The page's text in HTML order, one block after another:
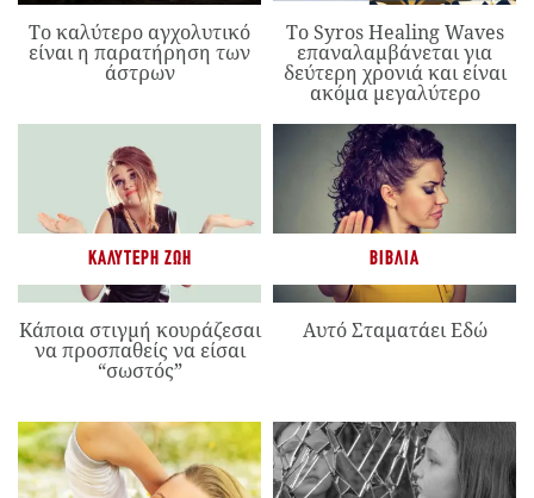
Το καλύτερο αγχολυτικό
είναι η παρατήρηση των
άστρων
Το Syros Healing Waves
επαναλαμβάνεται για
δεύτερη χρονιά και είναι
ακόμα μεγαλύτερο
ΚΑΛΎΤΕΡΗ ΖΩΉ
Κάποια στιγμή κουράζεσαι
να προσπαθείς να είσαι
“σωστός”
ΒΙΒΛΊΑ
Αυτό Σταματάει Εδώ